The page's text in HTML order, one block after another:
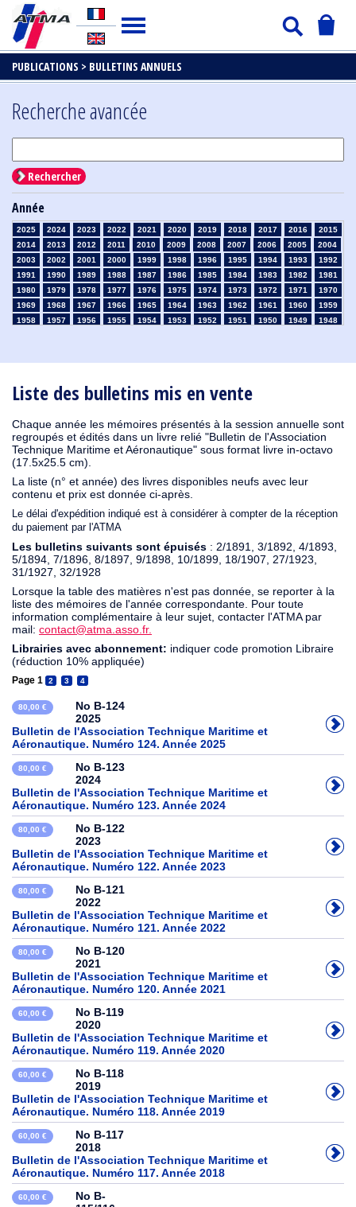
PUBLICATIONS > BULLETINS ANNUELS
Liste des bulletins mis en vente
Chaque année les mémoires présentés à la session annuelle sont
regroupés et édités dans un livre relié "Bulletin de l'Association
Technique Maritime et Aéronautique" sous format livre in-octavo
(17.5x25.5 cm).
La liste (n° et année) des livres disponibles neufs avec leur
contenu et prix est donnée ci-après.
Le délai d'expédition indiqué est à considérer à compter de la réception
du paiement par l'ATMA
Les bulletins suivants sont épuisés : 2/1891, 3/1892, 4/1893,
5/1894, 7/1896, 8/1897, 9/1898, 10/1899, 18/1907, 27/1923,
31/1927, 32/1928
Lorsque la table des matières n'est pas donnée, se reporter à la
liste des mémoires de l'année correspondante. Pour toute
information complémentaire à leur sujet, contacter l'ATMA par
mail: contact@atma.asso.fr.
Librairies avec abonnement: indiquer code promotion Libraire
(réduction 10% appliquée)
Page 1 2 3 4
80,00 €
No B-124
2025
Bulletin de l'Association Technique Maritime et
Aéronautique. Numéro 124. Année 2025
80,00 €
No B-123
2024
Bulletin de l'Association Technique Maritime et
Aéronautique. Numéro 123. Année 2024
80,00 €
No B-122
2023
Bulletin de l'Association Technique Maritime et
Aéronautique. Numéro 122. Année 2023
80,00 €
No B-121
2022
Bulletin de l'Association Technique Maritime et
Aéronautique. Numéro 121. Année 2022
80,00 €
No B-120
2021
Bulletin de l'Association Technique Maritime et
Aéronautique. Numéro 120. Année 2021
60,00 €
No B-119
2020
Bulletin de l'Association Technique Maritime et
Aéronautique. Numéro 119. Année 2020
60,00 €
No B-118
2019
Bulletin de l'Association Technique Maritime et
Aéronautique. Numéro 118. Année 2019
60,00 €
No B-117
2018
Bulletin de l'Association Technique Maritime et
Aéronautique. Numéro 117. Année 2018
60,00 €
No B-
Recherche avancée
Rechercher
Année
2025 2024 2023 2022 2021 2020 2019 2018 2017 2016
2015
2014
2013 2012 2011 2010 2009 2008 2007 2006 2005
2004
2003
2002 2001 2000 1999 1998 1996 1995 1994 1993
1992
1991
1990 1989 1988 1987 1986 1985 1984 1983 1982
1981
1980
1979 1978 1977 1976 1975 1974 1973 1972 1971
1970
1969
1968 1967 1966 1965 1964 1963 1962 1961 1960
1959
1958
1957 1956 1955 1954 1953 1952 1951 1950 1949
1948
1910
1909 1908 1906 1905 1904 1903 1902 1901 1900
1895